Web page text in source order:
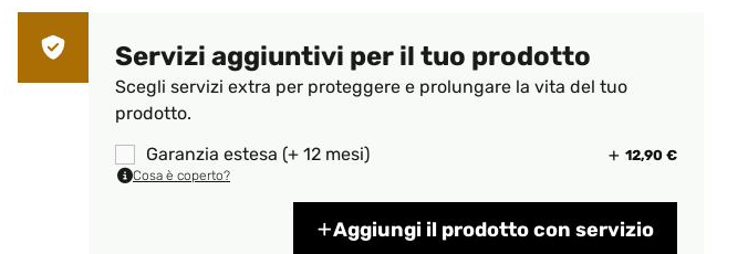
Servizi aggiuntivi per il tuo prodotto
Scegli servizi extra per proteggere e prolungare la vita del tuo
prodotto.
Garanzia estesa (+ 12 mesi)
12,90 €
Cosa è coperto?
Aggiungi il prodotto con servizio